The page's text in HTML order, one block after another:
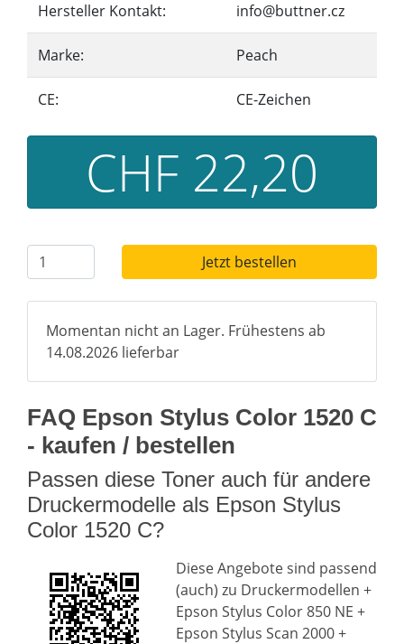
Hersteller Kontakt: info@buttner.cz
Marke: Peach
CE: CE-Zeichen
CHF 22,20
Jetzt bestellen
Momentan nicht an Lager. Frühestens ab
14.08.2026 lieferbar
FAQ Epson Stylus Color 1520 C
- kaufen / bestellen
Passen diese Toner auch für andere
Druckermodelle als Epson Stylus
Color 1520 C?
Diese Angebote sind passend
(auch) zu Druckermodellen +
Epson Stylus Color 850 NE +
Epson Stylus Scan 2000 +